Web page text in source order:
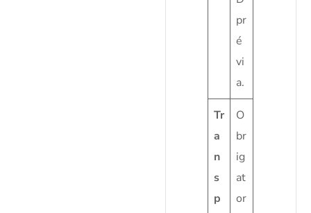
pr
é
vi
a.
Tr
a
n
s
p
O
br
ig
at
or